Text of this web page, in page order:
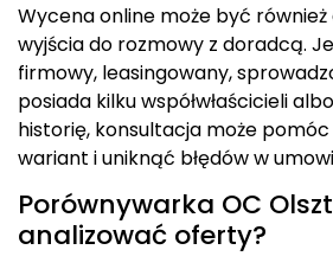
Wycena online może być
wyjścia do rozmowy z doradcą.
firmowy, leasingowany,
posiada kilku współwłaścicieli
historię, konsultacja może
wariant i uniknąć błędów w
Porównywarka OC
analizować oferty?